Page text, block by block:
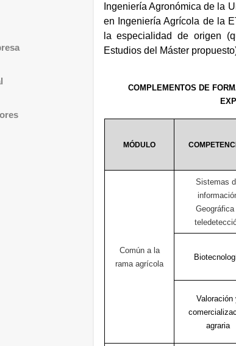
Ingeniería Agronómica de la
en Ingeniería Agrícola de la
la especialidad de origen
Estudios del Máster
COMPLEMENTOS DE
MÓDULO
Común a la
rama agrícola
Sistemas
Valoración
agraria